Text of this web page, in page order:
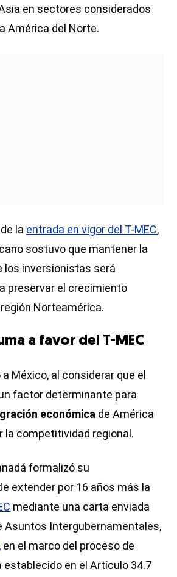
en sectores considerados
América del Norte.
la entrada en vigor del T-MEC,
sostuvo que mantener la
los inversionistas será
preservar el crecimiento
Norteamérica.
a favor del T-MEC
México, al considerar que el
factor determinante para
económica de América
la competitividad regional.
formalizó su
extender por 16 años más la
mediante una carta enviada
Asuntos Intergubernamentales,
, en el marco del proceso de
establecido en el Artículo 34.7